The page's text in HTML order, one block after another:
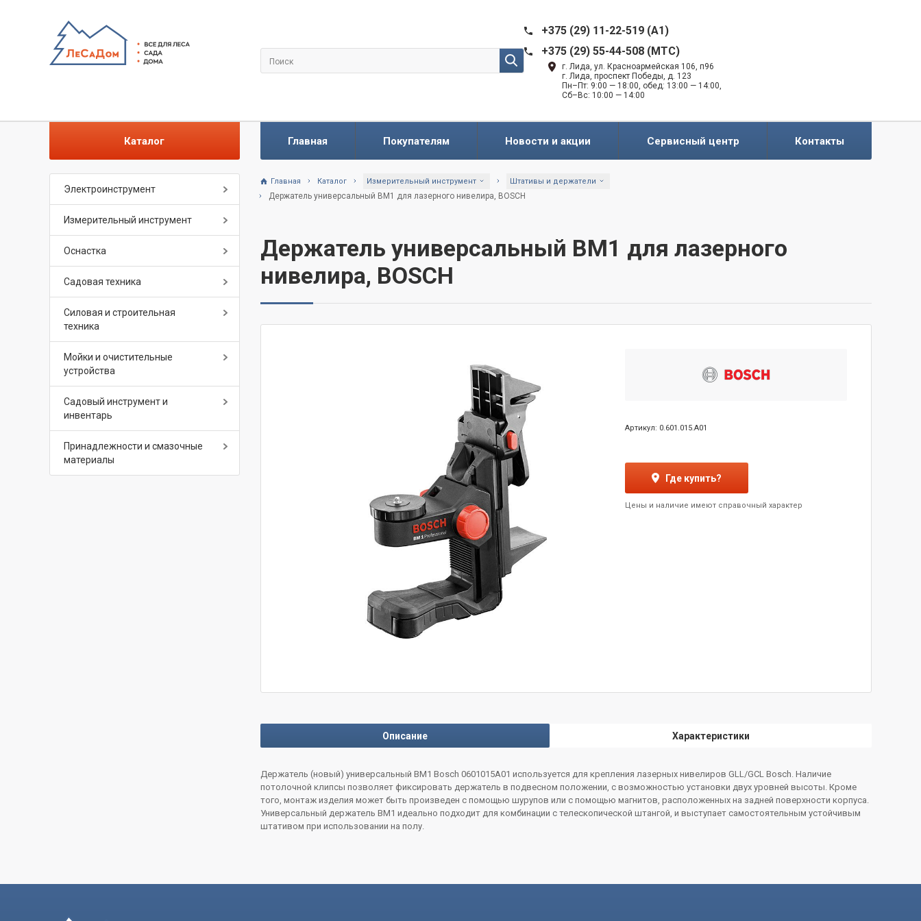
+375 (29) 11-22-519 (A1)
+375 (29) 55-44-508 (MTC)
г. Лида, ул. Красноармейская 106, п96
г. Лида, проспект Победы, д. 123
Пн–Пт: 9:00 — 18:00, обед: 13:00 — 14:00,
Сб–Вс: 10:00 — 14:00
Каталог Главная Покупателям Новости и акции Сервисный центр Контакты
Электроинструмент
Измерительный инструмент
Оснастка
Садовая техника
Силовая и строительная
техника
Мойки и очистительные
устройства
Садовый инструмент и
инвентарь
Принадлежности и смазочные
материалы
Главная Каталог Измерительный инструмент Штативы и держатели
Держатель универсальный BM1 для лазерного нивелира, BOSCH
Держатель универсальный BM1 для лазерного
нивелира, BOSCH
Артикул: 0.601.015.A01
Где купить?
Цены и наличие имеют справочный характер
Описание Характеристики
Держатель (новый) универсальный BM1 Bosch 0601015A01 используется для крепления лазерных нивелиров GLL/GCL Bosch. Наличие
потолочной клипсы позволяет фиксировать держатель в подвесном положении, с возможностью установки двух уровней высоты. Кроме
того, монтаж изделия может быть произведен с помощью шурупов или с помощью магнитов, расположенных на задней поверхности корпуса.
Универсальный держатель BM1 идеально подходит для комбинации с телескопической штангой, и выступает самостоятельным устойчивым
штативом при использовании на полу.